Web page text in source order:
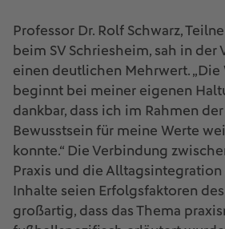
Professor Dr. Rolf Schwarz,
beim SV Schriesheim, sah in der
einen deutlichen Mehrwert.
beginnt bei meiner eigenen
dankbar, dass ich im Rahmen
Bewusstsein für meine Werte
konnte.“ Die Verbindung
Praxis und die
Inhalte seien Erfolgsfaktoren des
großartig, dass das Thema